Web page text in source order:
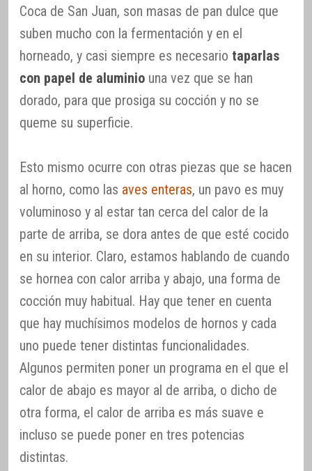
Coca de San Juan, son masas de pan dulce que
suben mucho con la fermentación y en el
horneado, y casi siempre es necesario taparlas
con papel de aluminio una vez que se han
dorado, para que prosiga su cocción y no se
queme su superficie.
Esto mismo ocurre con otras piezas que se hacen
al horno, como las aves enteras, un pavo es muy
voluminoso y al estar tan cerca del calor de la
parte de arriba, se dora antes de que esté cocido
en su interior. Claro, estamos hablando de cuando
se hornea con calor arriba y abajo, una forma de
cocción muy habitual. Hay que tener en cuenta
que hay muchísimos modelos de hornos y cada
uno puede tener distintas funcionalidades.
Algunos permiten poner un programa en el que el
calor de abajo es mayor al de arriba, o dicho de
otra forma, el calor de arriba es más suave e
incluso se puede poner en tres potencias
distintas.